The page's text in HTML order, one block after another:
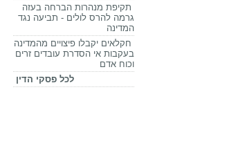
תקיפת מנהרות הברחה בעזה
גרמה להרס לולים - תביעה נגד
המדינה
חקלאים יקבלו פיצויים מהמדינה
בעקבות אי הסדרת עובדים זרים
וכוח אדם
לכל פסקי הדין